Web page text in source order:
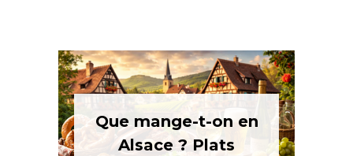
Que mange-t-on en
Alsace ? Plats